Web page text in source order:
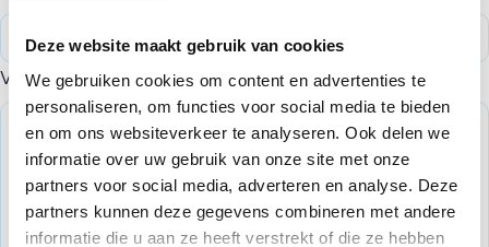
Deze website maakt gebruik van cookies
We gebruiken cookies om content en advertenties te
personaliseren, om functies voor social media te bieden
en om ons websiteverkeer te analyseren. Ook delen we
informatie over uw gebruik van onze site met onze
partners voor social media, adverteren en analyse. Deze
partners kunnen deze gegevens combineren met andere
informatie die u aan ze heeft verstrekt of die ze hebben
Vraag of opmerking